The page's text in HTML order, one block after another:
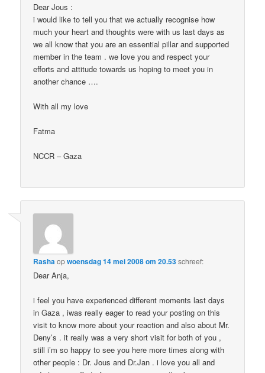
Dear Jous :
i would like to tell you that we actually recognise how
much your heart and thoughts were with us last days as
we all know that you are an essential pillar and supported
member in the team . we love you and respect your
efforts and attitude towards us hoping to meet you in
another chance ….
With all my love
Fatma
NCCR – Gaza
Rashaopwoensdag 14 mei 2008 om 20.53schreef:
Dear Anja,
i feel you have experienced different moments last days
in Gaza , iwas really eager to read your posting on this
visit to know more about your reaction and also about Mr.
Deny’s . it really was a very short visit for both of you ,
still i’m so happy to see you here more times along with
other people : Dr. Jous and Dr.Jan . i love you all and